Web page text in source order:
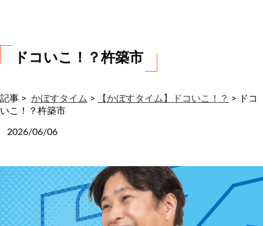
ドコいこ！？杵築市
記事 > かぼすタイム > 【かぼすタイム】ドコいこ！？ >
ドコ
いこ！？杵築市
2026/06/06